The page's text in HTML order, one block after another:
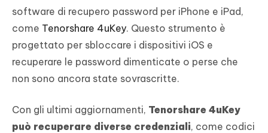
software di recupero password per iPhone e iPad,
come Tenorshare 4uKey. Questo strumento è
progettato per sbloccare i dispositivi iOS e
recuperare le password dimenticate o perse che
non sono ancora state sovrascritte.
Con gli ultimi aggiornamenti, Tenorshare 4uKey
può recuperare diverse credenziali, come codici